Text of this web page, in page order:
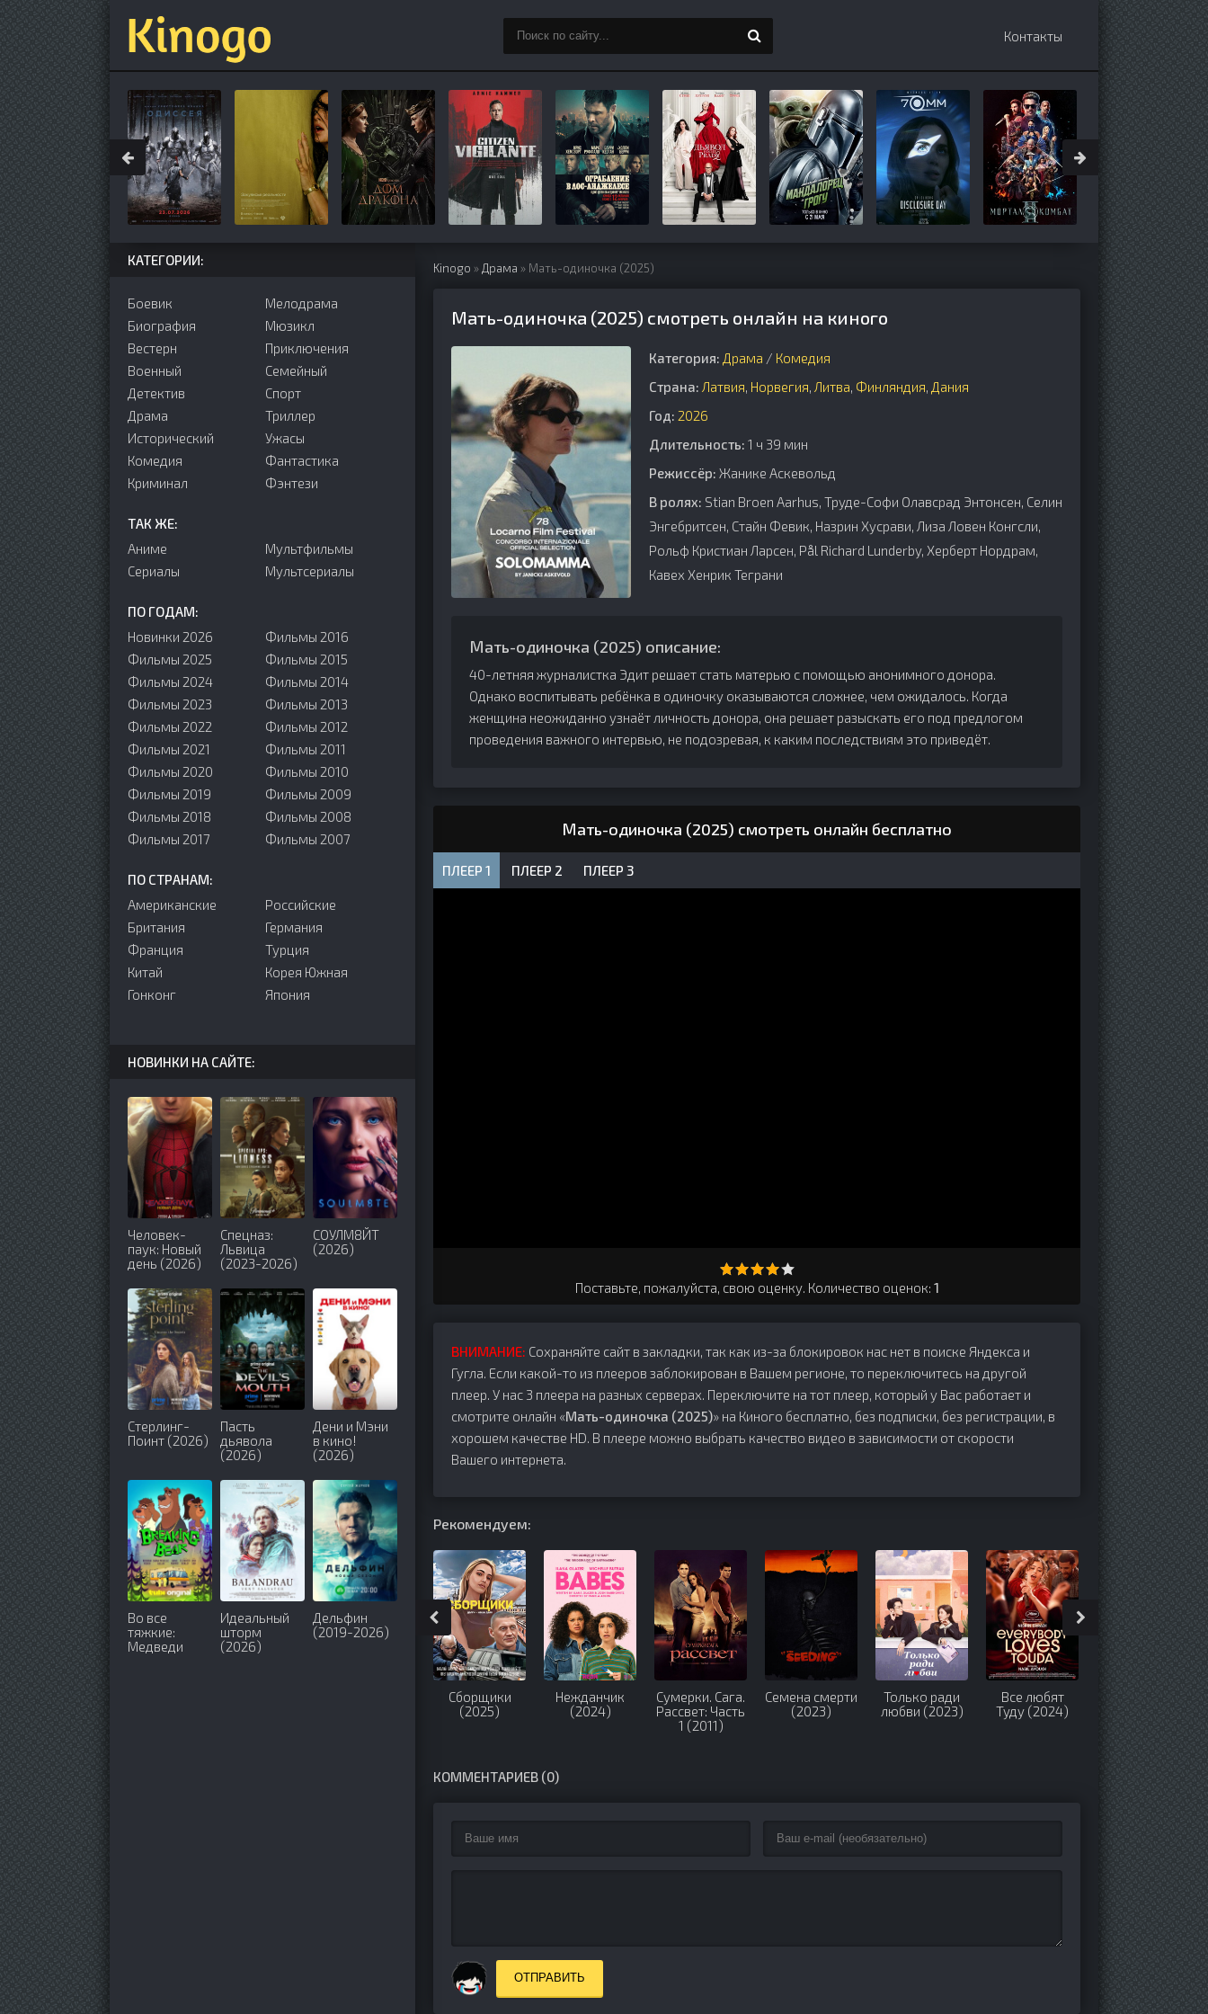
Контакты
Kinogo » Драма » Мать-одиночка (2025)
Мать-одиночка (2025) смотреть онлайн на киного
Категория: Драма / Комедия
Страна: Латвия, Норвегия, Литва, Финляндия, Дания
Год: 2026
Длительность: 1 ч 39 мин
Режиссёр: Жанике Аскевольд
В ролях: Stian Broen Aarhus, Труде-Софи Олавсрад Энтонсен, Селин
Энгебритсен, Стайн Февик, Назрин Хусрави, Лиза Ловен Конгсли,
Рольф Кристиан Ларсен, Pål Richard Lunderby, Херберт Нордрам,
Кавех Хенрик Теграни
Мать-одиночка (2025) описание:
40-летняя журналистка Эдит решает стать матерью с помощью анонимного донора.
Однако воспитывать ребёнка в одиночку оказываются сложнее, чем ожидалось. Когда
женщина неожиданно узнаёт личность донора, она решает разыскать его под предлогом
проведения важного интервью, не подозревая, к каким последствиям это приведёт.
Мать-одиночка (2025) смотреть онлайн бесплатно
ПЛЕЕР 1 ПЛЕЕР 2 ПЛЕЕР 3
Поставьте, пожалуйста, свою оценку. Количество оценок: 1
ВНИМАНИЕ: Сохраняйте сайт в закладки, так как из-за блокировок нас нет в поиске Яндекса и
Гугла. Если какой-то из плееров заблокирован в Вашем регионе, то переключитесь на другой
плеер. У нас 3 плеера на разных серверах. Переключите на тот плеер, который у Вас работает и
смотрите онлайн «Мать-одиночка (2025)» на Киного бесплатно, без подписки, без регистрации, в
хорошем качестве HD. В плеере можно выбрать качество видео в зависимости от скорости
Вашего интернета.
Рекомендуем:
Сборщики
(2025)
Нежданчик
(2024)
Сумерки. Сага.
Рассвет: Часть
1 (2011)
Семена смерти
(2023)
Только ради
любви (2023)
Все любят
Туду (2024)
Уборщица
(2022-2025)
КОММЕНТАРИЕВ (0)
ОТПРАВИТЬ
КАТЕГОРИИ:
Боевик
Биография
Вестерн
Военный
Детектив
Драма
Исторический
Комедия
Криминал
Мелодрама
Мюзикл
Приключения
Семейный
Cпорт
Триллер
Ужасы
Фантастика
Фэнтези
ТАК ЖЕ:
Аниме
Сериалы
Мультфильмы
Мультсериалы
ПО ГОДАМ:
Новинки 2026
Фильмы 2025
Фильмы 2024
Фильмы 2023
Фильмы 2022
Фильмы 2021
Фильмы 2020
Фильмы 2019
Фильмы 2018
Фильмы 2017
Фильмы 2016
Фильмы 2015
Фильмы 2014
Фильмы 2013
Фильмы 2012
Фильмы 2011
Фильмы 2010
Фильмы 2009
Фильмы 2008
Фильмы 2007
ПО СТРАНАМ:
Американские
Британия
Франция
Китай
Гонконг
Российские
Германия
Турция
Корея Южная
Япония
НОВИНКИ НА САЙТЕ:
Человек-
паук: Новый
день (2026)
Спецназ:
Львица
(2023-2026)
СОУЛМ8ЙТ
(2026)
Стерлинг-
Поинт (2026)
Пасть
дьявола
(2026)
Дени и Мэни
в кино!
(2026)
Во все
тяжкие:
Медведи
Идеальный
шторм
(2026)
Дельфин
(2019-2026)